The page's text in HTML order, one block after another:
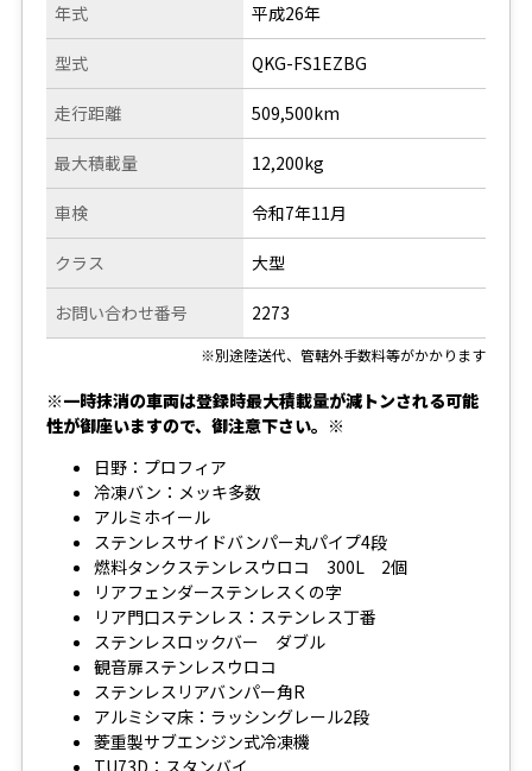
年式
型式
走行距離
平成26年
QKG-FS1EZBG
509,500km
最大積載量
車検
クラス
お問い合わせ番号
12,200kg
令和7年11月
大型
2273
※別途陸送代、管轄外手数料等がかかります
※一時抹消の車両は登録時最大積載量が減トンされる可能
性が御座いますので、御注意下さい。※
日野：プロフィア
冷凍バン：メッキ多数
アルミホイール
ステンレスサイドバンパー丸パイプ4段
燃料タンクステンレスウロコ 300L 2個
リアフェンダーステンレスくの字
リア門口ステンレス：ステンレス丁番
ステンレスロックバー ダブル
観音扉ステンレスウロコ
ステンレスリアバンパー角R
アルミシマ床：ラッシングレール2段
菱重製サブエンジン式冷凍機